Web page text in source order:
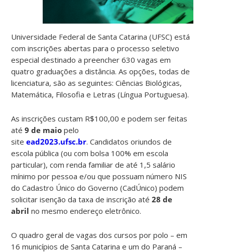
Universidade Federal de Santa Catarina (UFSC) está
com inscrições abertas para o processo seletivo
especial destinado a preencher 630 vagas em
quatro graduações a distância. As opções, todas de
licenciatura, são as seguintes: Ciências Biológicas,
Matemática, Filosofia e Letras (Língua Portuguesa).
As inscrições custam R$100,00 e podem ser feitas
até9 de maio pelo
siteead2023.ufsc.br. Candidatos oriundos de
escola pública (ou com bolsa 100% em escola
particular), com renda familiar de até 1,5 salário
mínimo por pessoa e/ou que possuam número NIS
do Cadastro Único do Governo (CadÚnico) podem
solicitar isenção da taxa de inscrição até28 de
abrilno mesmo endereço eletrônico.
O quadro geral de vagas dos cursos por polo – em
16 municípios de Santa Catarina e um do Paraná –